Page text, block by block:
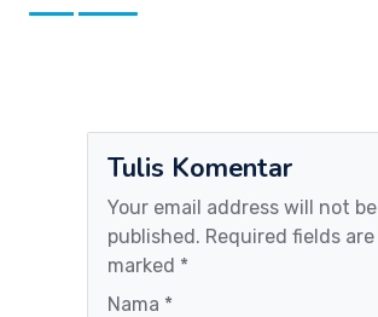
Tulis Komentar
Your email address will not be
published. Required fields are
marked *
Nama *